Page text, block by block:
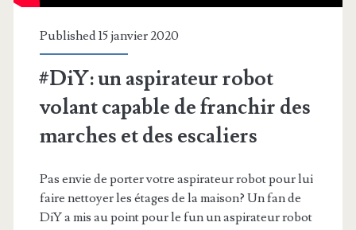
Published 15 janvier 2020
#DiY: un aspirateur robot
volant capable de franchir des
marches et des escaliers
Pas envie de porter votre aspirateur robot pour lui
faire nettoyer les étages de la maison? Un fan de
DiY a mis au point pour le fun un aspirateur robot